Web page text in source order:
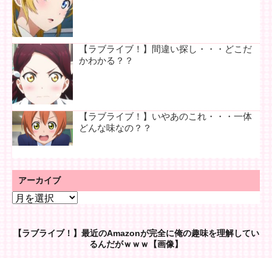
【ラブライブ！】間違い探し・・・どこだ
かわかる？？
【ラブライブ！】いやあのこれ・・・一体
どんな味なの？？
アーカイブ
ア
イ【ラブライブ！】最近のAmazonが完全に俺の趣味を理解してい
るんだがｗｗｗ【画像】